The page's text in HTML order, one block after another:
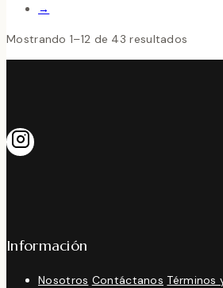
→
Mostrando 1–12 de 43 resultados
Información
Nosotros Contáctanos Términos